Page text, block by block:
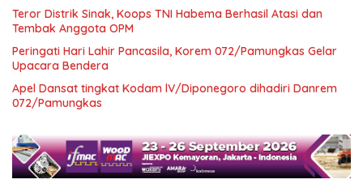
Teror Distrik Sinak, Koops TNI Habema Berhasil Atasi dan
Tembak Anggota OPM
Peringati Hari Lahir Pancasila, Korem 072/Pamungkas Gelar
Upacara Bendera
Apel Dansat tingkat Kodam lV/Diponegoro dihadiri Danrem
072/Pamungkas